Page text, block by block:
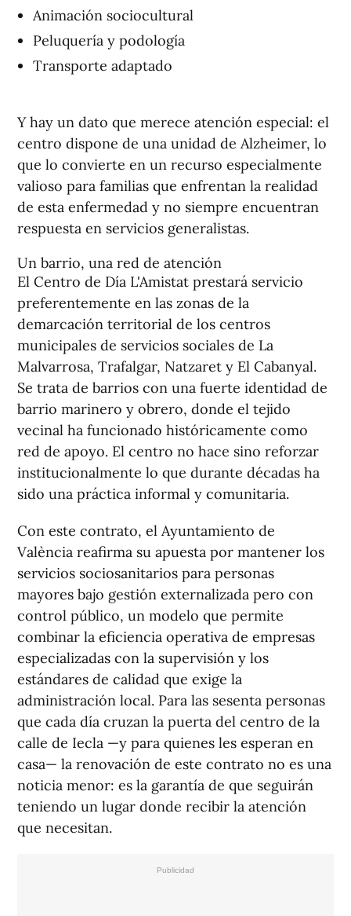
Animación sociocultural
Peluquería y podología
Transporte adaptado
Y hay un dato que merece atención especial: el
centro dispone de una unidad de Alzheimer, lo
que lo convierte en un recurso especialmente
valioso para familias que enfrentan la realidad
de esta enfermedad y no siempre encuentran
respuesta en servicios generalistas.
Un barrio, una red de atención
El Centro de Día L'Amistat prestará servicio
preferentemente en las zonas de la
demarcación territorial de los centros
municipales de servicios sociales de La
Malvarrosa, Trafalgar, Natzaret y El Cabanyal.
Se trata de barrios con una fuerte identidad de
barrio marinero y obrero, donde el tejido
vecinal ha funcionado históricamente como
red de apoyo. El centro no hace sino reforzar
institucionalmente lo que durante décadas ha
sido una práctica informal y comunitaria.
Con este contrato, el Ayuntamiento de
València reafirma su apuesta por mantener los
servicios sociosanitarios para personas
mayores bajo gestión externalizada pero con
control público, un modelo que permite
combinar la eficiencia operativa de empresas
especializadas con la supervisión y los
estándares de calidad que exige la
administración local. Para las sesenta personas
que cada día cruzan la puerta del centro de la
calle de Iecla —y para quienes les esperan en
casa— la renovación de este contrato no es una
noticia menor: es la garantía de que seguirán
teniendo un lugar donde recibir la atención
que necesitan.